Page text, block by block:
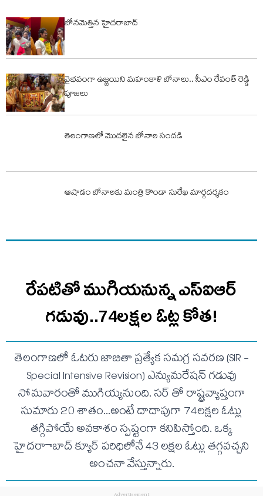
బోనమెత్తిన హైదరాబాద్
వైభవంగా ఉజ్జయిని మహంకాళి బోనాలు.. సీఎం రేవంత్ రెడ్డి
పూజలు
తెలంగాణలో మొదలైన బోనాల సందడి
ఆషాడం బోనాలకు మంత్రి కొండా సురేఖ మార్గదర్శకం
రేపటితో ముగియనున్న ఎస్‌ఐఆర్
గడువు..74లక్షల ఓట్ల కోత!
తెలంగాణలో ఓటరు జాబితా ప్రత్యేక సమగ్ర సవరణ (SIR -
Special Intensive Revision) ఎన్యుమరేషన్ గడువు
సోమవారంతో ముగియ్యనుంది. సర్ తో రాష్ట్రవ్యాప్తంగా
సుమారు 20 శాతం...అంటే దాదాపుగా 74లక్షల ఓట్లు
తగ్గిపోయే అవకాశం స్పష్టంగా కనిపిస్తోంది. ఒక్క
హైదరాాబాద్ క్యూర్ పరిధిలోనే 43 లక్షల ఓట్లు తగ్గవచ్చని
అంచనా వేస్తున్నారు.